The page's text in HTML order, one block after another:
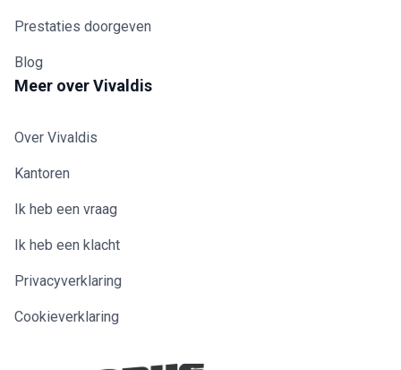
Prestaties doorgeven
Blog
Meer over Vivaldis
Over Vivaldis
Kantoren
Ik heb een vraag
Ik heb een klacht
Privacyverklaring
Cookieverklaring